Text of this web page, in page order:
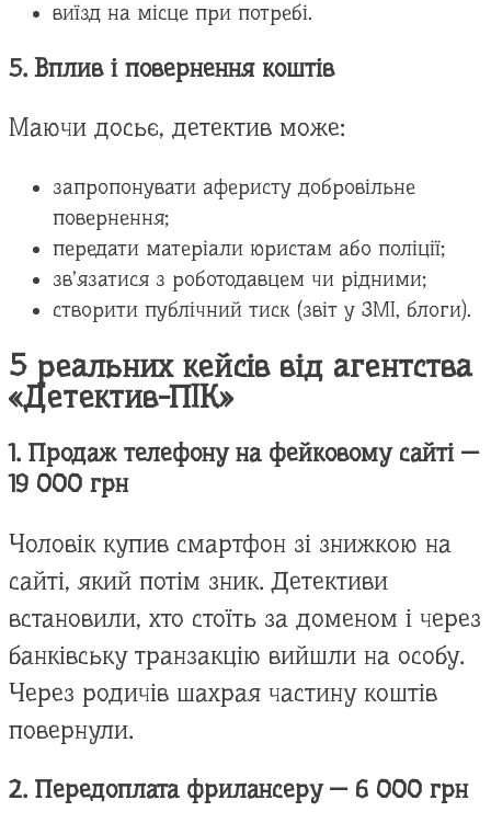
виїзд на місце при потребі.
5. Вплив і повернення коштів
Маючи досьє, детектив може:
запропонувати аферисту добровільне
повернення;
передати матеріали юристам або поліції;
зв’язатися з роботодавцем чи рідними;
створити публічний тиск (звіт у ЗМІ, блоги).
5 реальних кейсів від агентства
«Детектив-ПІК»
1. Продаж телефону на фейковому сайті —
19 000 грн
Чоловік купив смартфон зі знижкою на
сайті, який потім зник. Детективи
встановили, хто стоїть за доменом і через
банківську транзакцію вийшли на особу.
Через родичів шахрая частину коштів
повернули.
2. Передоплата фрилансеру — 6 000 грн